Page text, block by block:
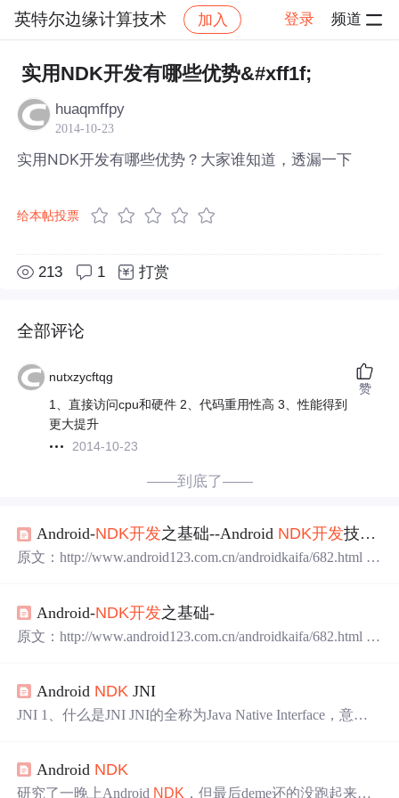
英特尔边缘计算技术 加入 登录 频道
社区 英特尔边缘计算技术 帖子详情
实用NDK开发有哪些优势&#xff1f;
huaqmffpy
2014-10-23
实用NDK开发有哪些优势？大家谁知道，透漏一下
给本帖投票
213 1 打赏
全部评论
nutxzycftqg
1、直接访问cpu和硬件 2、代码重用性高 3、性能得到
更大提升
2014-10-23
赞
——到底了——
Android-NDK开发之基础--Android NDK开发技巧二
原文：http://www.android123.com.cn/androidkaifa/682.html A
篇 、Android JNI 开发提高篇、Android JNI
ndroid JNI开发高级篇 和 Android JNI开发终极篇。
Android-NDK开发之基础-
原文：http://www.android123.com.cn/androidkaifa/682.html A
篇 、Android JNI开发提高篇
Android NDK JNI
JNI 1、什么是JNI JNI的全称为Java Native Interface，意思
规范的一部分，因此可以将我们写的JNI的程序在任何实现
了JNI规范的Java虚拟机中运行。同时，这个特性使我们可
Android NDK
研究了一晚上Android NDK ，但最后deme还的没跑起来，